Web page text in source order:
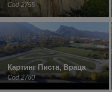
Cod 2755
Картинг Писта, Враца
Cod 2780